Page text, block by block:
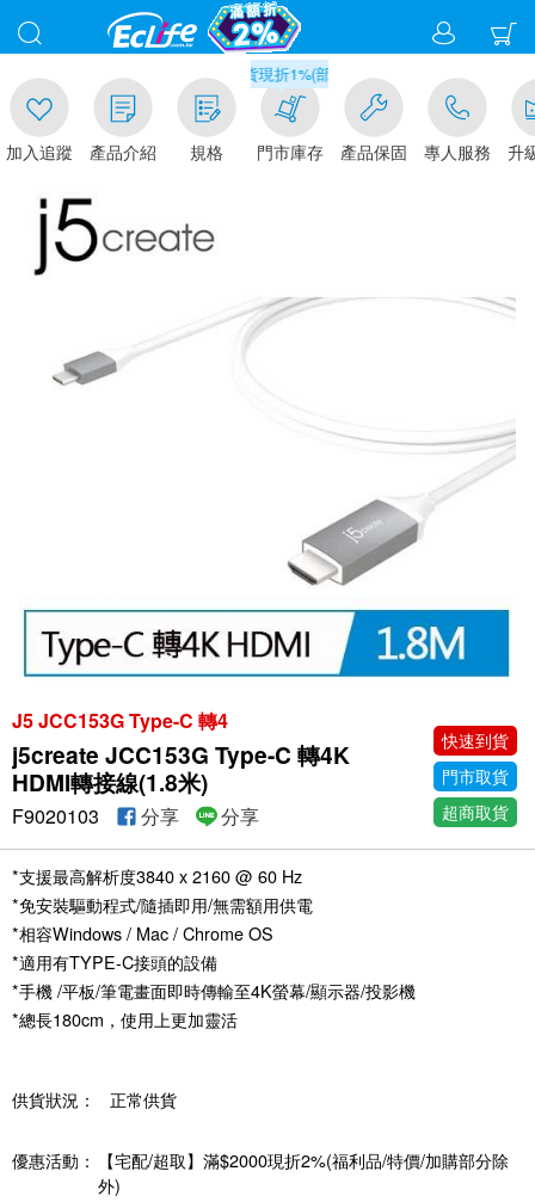
加入追蹤 產品介紹 規格
滿千元門市取貨現折1%(部分商品不適用)-請點我看
門市庫存 產品保固 專人服務 升
J5 JCC153G Type-C 轉4
j5create JCC153G Type-C 轉4K
HDMI轉接線(1.8米)
快速到貨
門市取貨
超商取貨
F9020103 分享 分享
*支援最高解析度3840 x 2160 @ 60 Hz
*免安裝驅動程式/隨插即用/無需額用供電
*相容Windows / Mac / Chrome OS
*適用有TYPE-C接頭的設備
*手機 /平板/筆電畫面即時傳輸至4K螢幕/顯示器/投影機
*總長180cm，使用上更加靈活
供貨狀況： 正常供貨
優惠活動：
【宅配/超取】滿$2000現折2%(福利品/特價/加購部分除
外)